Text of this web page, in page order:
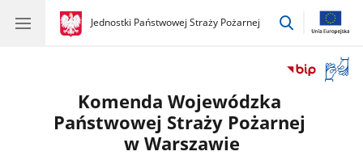
gov.pl
Jednostki Państwowej Straży Pożarnej
gov.pl
Jednostki
przejdź
okno
Komenda Wojewódzka
Państwowej Straży Pożarnej
w Warszawie